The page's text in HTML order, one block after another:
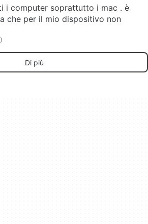
i computer soprattutto i mac . è
che per il mio dispositivo non
Di più